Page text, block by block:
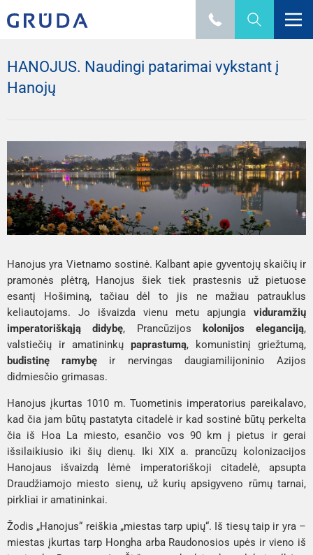
HANOJUS. Naudingi patarimai vykstant į
Hanojų
Hanojus yra Vietnamo sostinė. Kalbant apie gyventojų skaičių ir
pramonės plėtrą, Hanojus šiek tiek prastesnis už pietuose
esantį Hošiminą, tačiau dėl to jis ne mažiau patrauklus
keliautojams. Jo išvaizda vienu metu apjungia viduramžių
imperatoriškąją didybę, Prancūzijos kolonijos eleganciją,
valstiečių ir amatininkų paprastumą, komunistinį griežtumą,
budistinę ramybę ir nervingas daugiamilijoninio Azijos
didmiesčio grimasas.
Hanojus įkurtas 1010 m. Tuometinis imperatorius pareikalavo,
kad čia jam būtų pastatyta citadelė ir kad sostinė būtų perkelta
čia iš Hoa La miesto, esančio vos 90 km į pietus ir gerai
išsilaikiusio iki šių dienų. Iki XIX a. prancūzų kolonizacijos
Hanojaus išvaizdą lėmė imperatoriškoji citadelė, apsupta
Draudžiamojo miesto sienų, už kurių apsigyveno rūmų tarnai,
pirkliai ir amatininkai.
Žodis „Hanojus“ reiškia „miestas tarp upių“. Iš tiesų taip ir yra –
miestas įkurtas tarp Hongha arba Raudonosios upės ir vieno iš